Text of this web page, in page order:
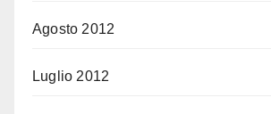
Agosto 2012
Luglio 2012